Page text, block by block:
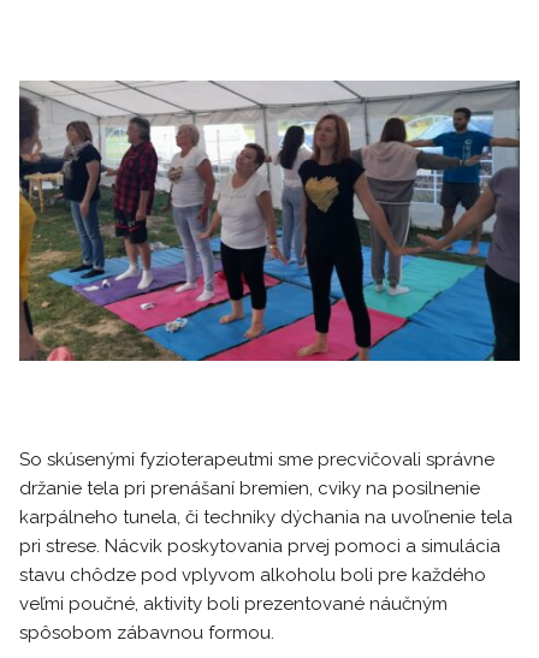
So skúsenými fyzioterapeutmi sme precvičovali správne
držanie tela pri prenášaní bremien, cviky na posilnenie
karpálneho tunela, či techniky dýchania na uvoľnenie tela
pri strese. Nácvik poskytovania prvej pomoci a simulácia
stavu chôdze pod vplyvom alkoholu boli pre každého
veľmi poučné, aktivity boli prezentované náučným
spôsobom zábavnou formou.